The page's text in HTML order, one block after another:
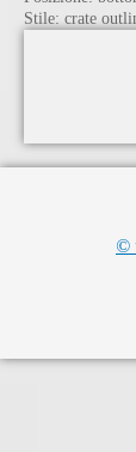
Stile: crate
©